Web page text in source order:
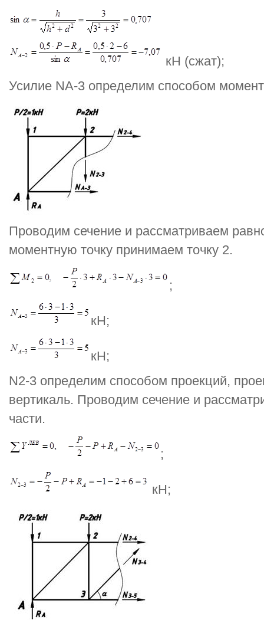
кН (сжат);
Усилие NА-3 определим способом
Проводим сечение и рассматриваем
моментную точку принимаем точку 2.
;
кН;
кН;
N2-3 определим способом проекций,
вертикаль. Проводим сечение и
части.
;
кН;